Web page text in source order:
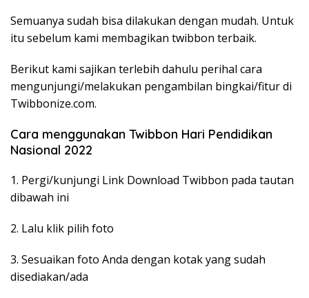
Semuanya sudah bisa dilakukan dengan mudah. Untuk
itu sebelum kami membagikan twibbon terbaik.
Berikut kami sajikan terlebih dahulu perihal cara
mengunjungi/melakukan pengambilan bingkai/fitur di
Twibbonize.com.
Cara menggunakan Twibbon Hari Pendidikan
Nasional 2022
1. Pergi/kunjungi Link Download Twibbon pada tautan
dibawah ini
2. Lalu klik pilih foto
3. Sesuaikan foto Anda dengan kotak yang sudah
disediakan/ada